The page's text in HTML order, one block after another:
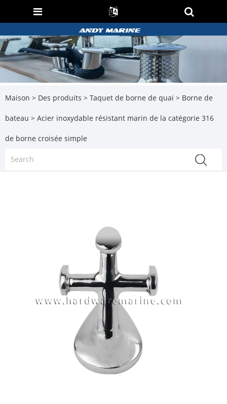
Maison > Des produits > Taquet de borne de quai > Borne de
bateau > Acier inoxydable résistant marin de la catégorie 316
de borne croisée simple